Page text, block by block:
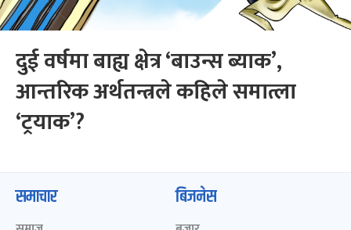
दुई वर्षमा बाह्य क्षेत्र ‘बाउन्स ब्याक’,
आन्तरिक अर्थतन्त्रले कहिले समात्ला
‘ट्रयाक’?
समाचार बिजनेस